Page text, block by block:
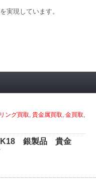
実現しています。
リング買取,貴金属買取,金買取,
銀製品 貴金